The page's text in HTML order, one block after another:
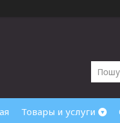
Товары и услуги